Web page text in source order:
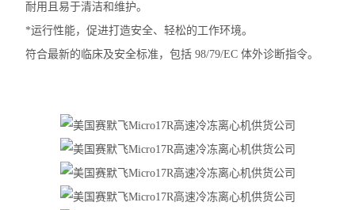
赛默飞Micro17R冷冻离心机
电子天平
水分测定仪
电导率仪
耐用且易于清洁和维护。
*运行性能，促进打造安全、轻松的工作环境。
符合最新的临床及安全标准，包括 98/79/EC 体外诊断指令。